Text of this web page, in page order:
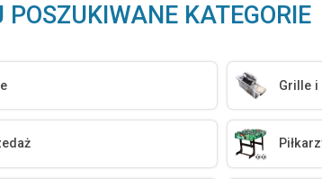
POSZUKIWANE KATEGORIE
Grille